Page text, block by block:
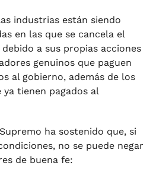
industrias están siendo
en las que se cancela el
a sus propias acciones
genuinos que paguen
al gobierno, además de los
tienen pagados al
ha sostenido que, si
no se puede negar
de buena fe: